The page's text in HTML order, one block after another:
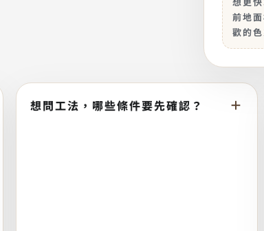
想更
前地
歡的
想問工法，哪些條件要先確認？